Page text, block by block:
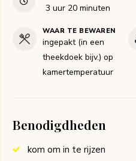
3 uur
uur 20minuten
minuten
WAAR TE BEWAREN
ingepakt (in een
theekdoek bijv.) op
kamertemperatuur
Benodigdheden
kom om in te rijzen